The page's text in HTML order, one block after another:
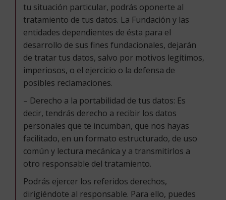
tu situación particular, podrás oponerte al
tratamiento de tus datos. La Fundación y las
entidades dependientes de ésta para el
desarrollo de sus fines fundacionales, dejarán
de tratar tus datos, salvo por motivos legítimos,
imperiosos, o el ejercicio o la defensa de
posibles reclamaciones.
– Derecho a la portabilidad de tus datos: Es
decir, tendrás derecho a recibir los datos
personales que te incumban, que nos hayas
facilitado, en un formato estructurado, de uso
común y lectura mecánica y a transmitirlos a
otro responsable del tratamiento.
Podrás ejercer los referidos derechos,
dirigiéndote al responsable. Para ello, puedes